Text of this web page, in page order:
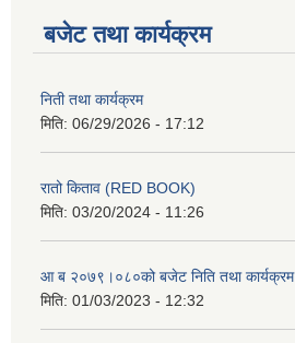
बजेट तथा कार्यक्रम
निती तथा कार्यक्रम
मिति: 06/29/2026 - 17:12
रातो किताव (RED BOOK)
मिति: 03/20/2024 - 11:26
आ ब २०७९।०८०को बजेट निति तथा कार्यक्रम
मिति: 01/03/2023 - 12:32